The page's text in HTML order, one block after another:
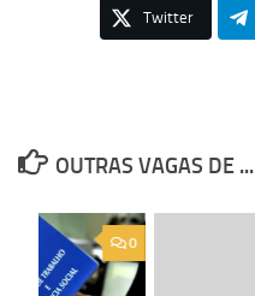
Twitter
OUTRAS VAGAS DE ...
0